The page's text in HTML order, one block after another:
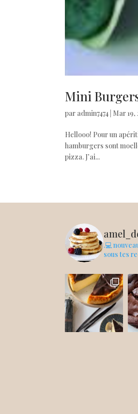
Mini
par admin7474 Mar 19,
Hellooo! Pour un
hamburgers sont
pizza. J’ai...
.💻
sous tes